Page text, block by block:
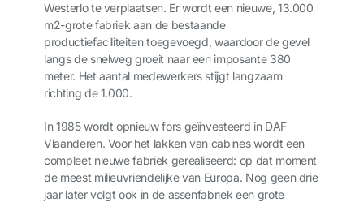
Westerlo te verplaatsen. Er wordt een nieuwe, 13.000
m2-grote fabriek aan de bestaande
productiefaciliteiten toegevoegd, waardoor de gevel
langs de snelweg groeit naar een imposante 380
meter. Het aantal medewerkers stijgt langzaam
richting de 1.000.
In 1985 wordt opnieuw fors geïnvesteerd in DAF
Vlaanderen. Voor het lakken van cabines wordt een
compleet nieuwe fabriek gerealiseerd: op dat moment
de meest milieuvriendelijke van Europa. Nog geen drie
jaar later volgt ook in de assenfabriek een grote